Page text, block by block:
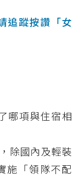
追蹤按讚「女
哪項與住宿相
除國內及輕裝
施「領隊不配